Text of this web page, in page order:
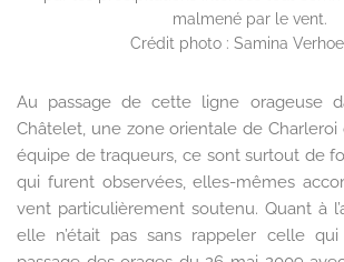
malmené par le vent.
Crédit photo : Samina
Au passage de cette ligne orageuse
Châtelet, une zone orientale de
équipe de traqueurs, ce sont surtout de
qui furent observées, elles-mêmes
vent particulièrement soutenu. Quant à
elle n’était pas sans rappeler celle